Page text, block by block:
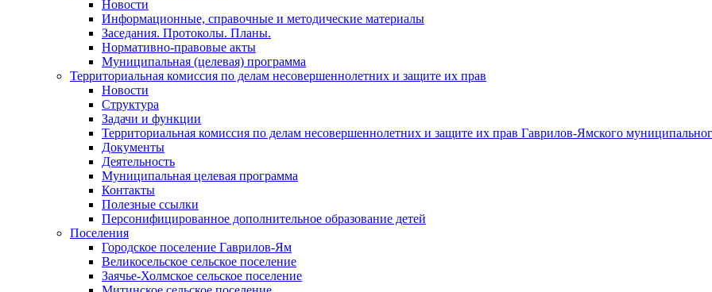
Новости
Информационные, справочные и методические материалы
Заседания. Протоколы. Планы.
Нормативно-правовые акты
Муниципальная (целевая) программа
Территориальная комиссия по делам несовершеннолетних и защите их прав
Новости
Структура
Задачи и функции
Территориальная комиссия по делам несовершеннолетних и защите их прав Гаврилов-Ямского
Документы
Деятельность
Муниципальная целевая программа
Контакты
Полезные ссылки
Персонифицированное дополнительное образование детей
Поселения
Городское поселение Гаврилов-Ям
Великосельское сельское поселение
Заячье-Холмское сельское поселение